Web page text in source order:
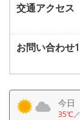
交通アクセス
お問い合わせ1
今日
35℃／